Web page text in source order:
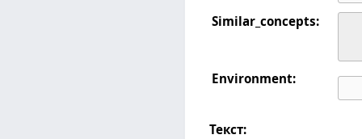
Similar_concepts:
Environment:
Текст: